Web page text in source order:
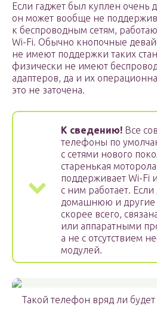
Если гаджет был куплен очень
он может вообще не
к беспроводным сетям,
Wi-Fi. Обычно кнопочные
не имеют поддержки таких
физически не имеют
адаптеров, да и их
это не заточена.
К сведению! Все
телефоны по
с сетями нового
старенькая
поддерживает Wi-Fi
с ним работает.
домашнюю и другие
скорее всего,
или аппаратными
а не с отсутствием
модулей.
Такой телефон вряд ли